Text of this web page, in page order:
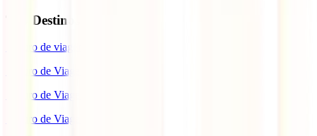
Top Destinos
Seguro de viagem para o Japão
Seguro de Viagem para os EUA
Seguro de Viagem para o Brasil
Seguro de Viagem para Tailândia